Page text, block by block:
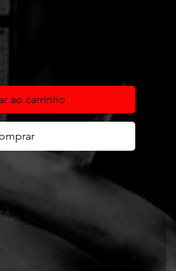
ao carrinho